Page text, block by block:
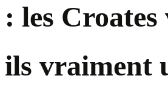
: les
ils vraiment